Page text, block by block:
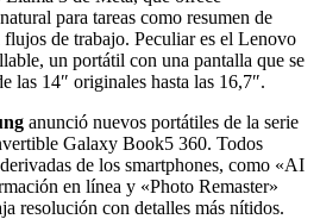
para tareas como resumen de
flujos de trabajo. Peculiar es el Lenovo
un portátil con una pantalla que se
las 14″ originales hasta las 16,7″.
anunció nuevos portátiles de la serie
Galaxy Book5 360. Todos
de los smartphones, como «AI
en línea y «Photo Remaster»
resolución con detalles más nítidos.